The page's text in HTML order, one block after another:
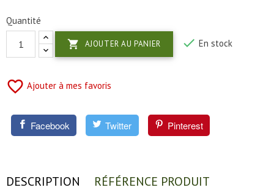
Quantité
 AJOUTER AU PANIER  En stock
favorite_border Ajouter à mes favoris
Facebook Twitter Pinterest
DESCRIPTION RÉFÉRENCE PRODUIT